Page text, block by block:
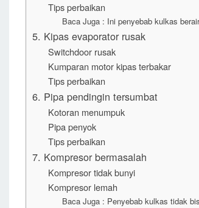
Tips perbaikan
Baca Juga : Ini penyebab kulkas
5. Kipas evaporator rusak
Switchdoor rusak
Kumparan motor kipas terbakar
Tips perbaikan
6. Pipa pendingin tersumbat
Kotoran menumpuk
Pipa penyok
Tips perbaikan
7. Kompresor bermasalah
Kompresor tidak bunyi
Kompresor lemah
Baca Juga : Penyebab kulkas tidak